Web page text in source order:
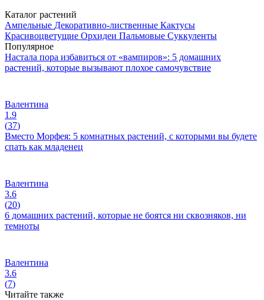
Каталог растений
Ампельные Декоративно-лиственные Кактусы
Красивоцветущие Орхидеи Пальмовые Суккуленты
Популярное
Настала пора избавиться от «вампиров»: 5 домашних
растений, которые вызывают плохое самочувствие
Валентина
1.9
(37)
Вместо Морфея: 5 комнатных растений, с которыми вы будете
спать как младенец
Валентина
3.6
(20)
6 домашних растений, которые не боятся ни сквозняков, ни
темноты
Валентина
3.6
(7)
Читайте также